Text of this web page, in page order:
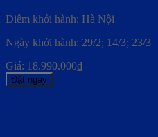
Điểm khởi hành: Hà Nội
Ngày khởi hành: 29/2; 14/3; 23/3
Giá: 18.990.000₫
Đặt ngay